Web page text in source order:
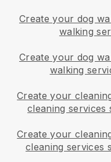
Create your dog
walking
Create your dog
walking
Create your
cleaning services
Create your
cleaning services